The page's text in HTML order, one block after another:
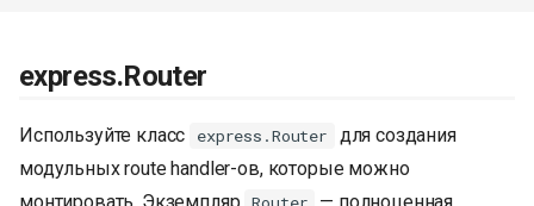
express.Router
Используйте класс express.Router
для создания
модульных route handler-ов, которые можно